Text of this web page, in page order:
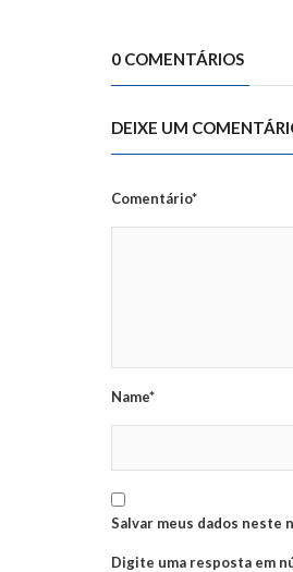
0 COMENTÁRIOS
DEIXE UM
Comentário*
Name*
Salvar meus dados neste
Digite uma resposta em